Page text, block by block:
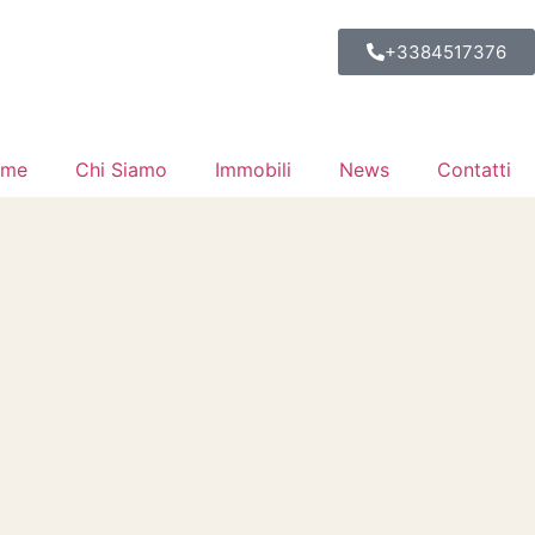
+3384517376
Chi Siamo Immobili News Contatti